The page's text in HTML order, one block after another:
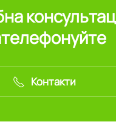
Контакти